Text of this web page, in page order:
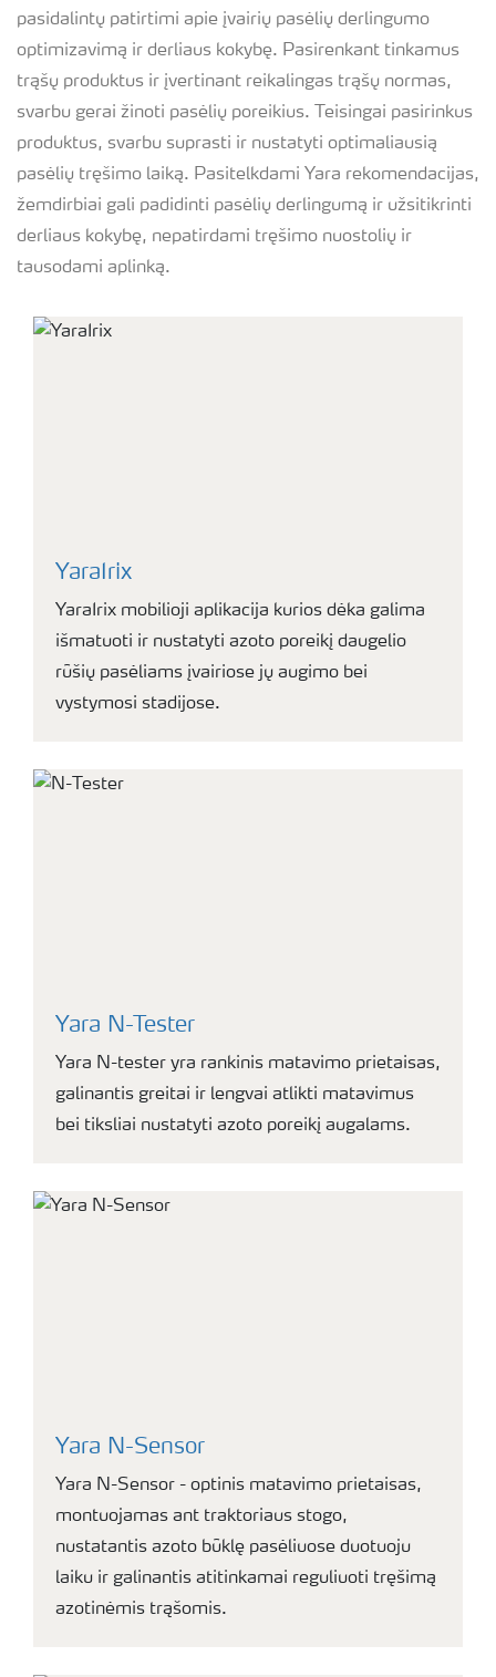
pasidalintų patirtimi apie įvairių pasėlių derlingumo
optimizavimą ir derliaus kokybę. Pasirenkant tinkamus
trąšų produktus ir įvertinant reikalingas trąšų normas,
svarbu gerai žinoti pasėlių poreikius. Teisingai pasirinkus
produktus, svarbu suprasti ir nustatyti optimaliausią
pasėlių tręšimo laiką. Pasitelkdami Yara rekomendacijas,
žemdirbiai gali padidinti pasėlių derlingumą ir užsitikrinti
derliaus kokybę, nepatirdami tręšimo nuostolių ir
tausodami aplinką.
YaraIrix
YaraIrix mobilioji aplikacija kurios dėka galima
išmatuoti ir nustatyti azoto poreikį daugelio
rūšių pasėliams įvairiose jų augimo bei
vystymosi stadijose.
Yara N-Tester
Yara N-tester yra rankinis matavimo prietaisas,
galinantis greitai ir lengvai atlikti matavimus
bei tiksliai nustatyti azoto poreikį augalams.
Yara N-Sensor
Yara N-Sensor - optinis matavimo prietaisas,
montuojamas ant traktoriaus stogo,
nustatantis azoto būklę pasėliuose duotuoju
laiku ir galinantis atitinkamai reguliuoti tręšimą
azotinėmis trąšomis.